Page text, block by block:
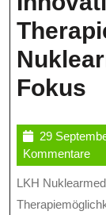
Fokus
29
Kommentare
LKH Nuklearmedizin: Innovative Diagnose- und